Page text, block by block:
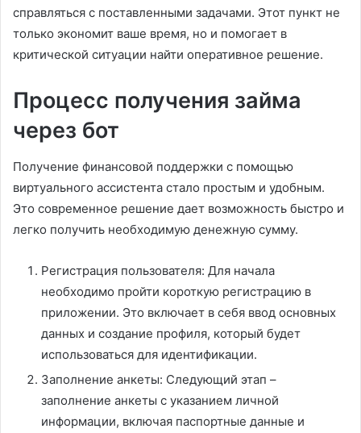
справляться с поставленными задачами. Этот пункт не
только экономит ваше время, но и помогает в
критической ситуации найти оперативное решение.
Процесс получения займа
через бот
Получение финансовой поддержки с помощью
виртуального ассистента стало простым и удобным.
Это современное решение дает возможность быстро и
легко получить необходимую денежную сумму.
Регистрация пользователя: Для начала
необходимо пройти короткую регистрацию в
приложении. Это включает в себя ввод основных
данных и создание профиля, который будет
использоваться для идентификации.
Заполнение анкеты: Следующий этап –
заполнение анкеты с указанием личной
информации, включая паспортные данные и